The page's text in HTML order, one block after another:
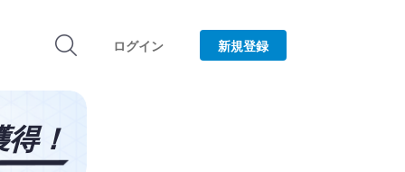
ログイン 新規登録